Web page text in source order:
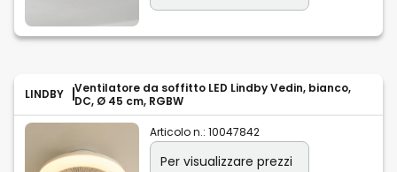
LINDBY
Ventilatore da soffitto LED Lindby Vedin, bianco,
DC, Ø 45 cm, RGBW
Articolo n.: 10047842
Per visualizzare prezzi